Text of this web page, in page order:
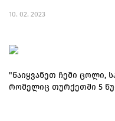
10. 02. 2023
"წაიყვანეთ ჩემი ცოლი,
რომელიც თურქეთში 5